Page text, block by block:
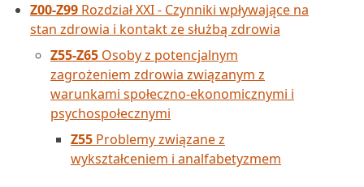
Z00-Z99 Rozdział XXI - Czynniki wpływające na
stan zdrowia i kontakt ze służbą zdrowia
Z55-Z65 Osoby z potencjalnym
zagrożeniem zdrowia związanym z
warunkami społeczno-ekonomicznymi i
psychospołecznymi
Z55 Problemy związane z
wykształceniem i analfabetyzmem